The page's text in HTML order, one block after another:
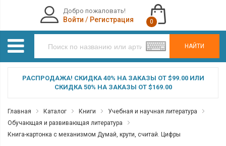
НАЙТИ
Добро пожаловать!
Войти / Регистрация 0
РАСПРОДАЖА! СКИДКА 40% НА ЗАКАЗЫ ОТ $99.00 ИЛИ
СКИДКА 50% НА ЗАКАЗЫ ОТ $169.00
Главная Каталог Книги
Учебная и научная литература
Обучающая и развивающая литература
Книга-картонка с механизмом Думай, крути, считай. Цифры